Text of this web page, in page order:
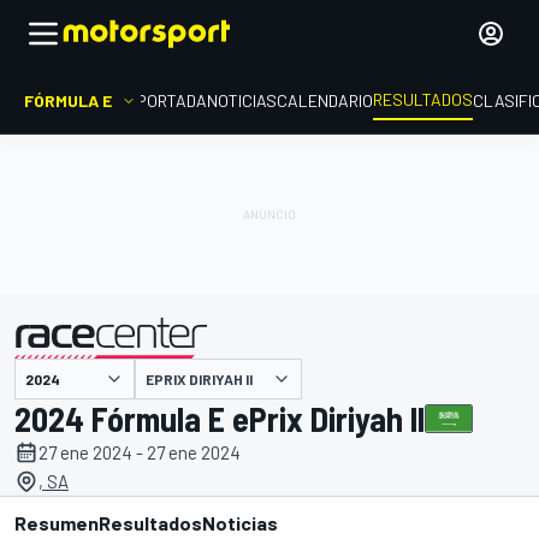
FÓRMULA E PORTADANOTICIASCALENDARIORESULTADOS
presentado por EPRIX DIRIYAH II
2024 Fórmula E ePrix Diriyah II
27 ene 2024 - 27 ene 2024
, SA
ResumenResultadosNoticias